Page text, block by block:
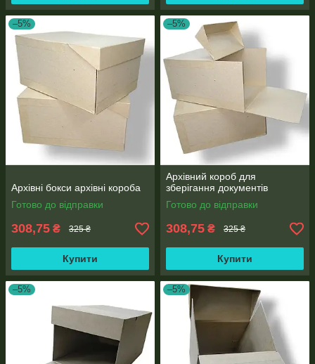
–5%
Архівні бокси архівні короба
Готово до відправки
308,75 ₴ 325 ₴
Купити
–5%
Архівний короб для
зберігання документів
Готово до відправки
308,75 ₴ 325 ₴
Купити
–5% –5%